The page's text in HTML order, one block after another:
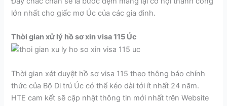
lớn nhất cho giấc mơ Úc của các gia đình.
Thời gian xử lý hồ sơ xin visa 115 Úc
Thời gian xét duyệt hồ sơ visa 115 theo thông báo chính
thức của Bộ Di trú Úc có thể kéo dài tới ít nhất 24 năm.
HTE cam kết sẽ cập nhật thông tin mới nhất trên Website